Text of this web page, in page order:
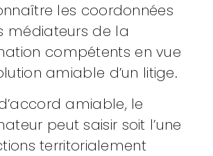
les coordonnées
médiateurs de la
compétents en vue
amiable d’un litige.
amiable, le
peut saisir soit l’une
territorialement